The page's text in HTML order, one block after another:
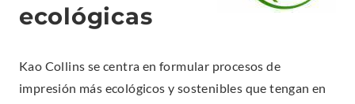
ecológicas
Kao Collins se centra en formular procesos de
impresión más ecológicos y sostenibles que tengan en